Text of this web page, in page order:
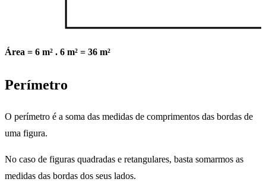
Área = 6 m² . 6 m² = 36 m²
Perímetro
O perímetro é a soma das medidas de comprimentos das bordas de
uma figura.
No caso de figuras quadradas e retangulares, basta somarmos as
medidas das bordas dos seus lados.